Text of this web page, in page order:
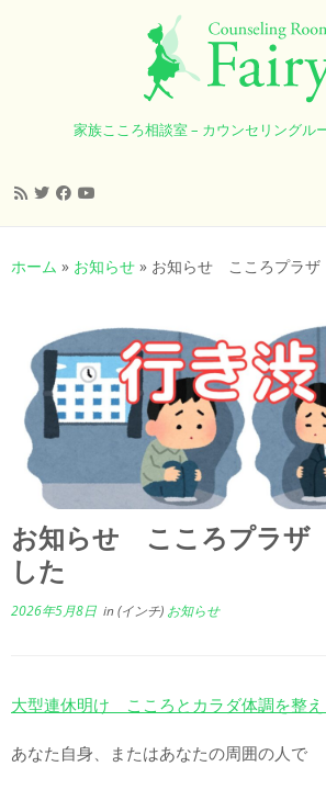
ン
家族こころ相談室 – カウンセリングル
ホーム » お知らせ » お知らせ こころプラ
お知らせ こころプラザ
した
2026年5月8日 in (インチ) お知らせ
大型連休明け こころとカラダ体調を整え
あなた自身、またはあなたの周囲の人で